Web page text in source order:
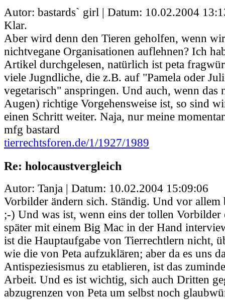
Autor: bastards` girl | Datum: 10.02.2004
Klar.
Aber wird denn den Tieren geholfen, wenn
nichtvegane Organisationen auflehnen? Ich
Artikel durchgelesen, natürlich ist peta
viele Jugndliche, die z.B. auf "Pamela oder
vegetarisch" anspringen. Und auch, wenn das
Augen) richtige Vorgehensweise ist, so sind
einen Schritt weiter. Naja, nur meine
mfg bastard
tierrechtsforen.de/1/1927/1989
Re: holocaustvergleich
Autor: Tanja | Datum: 10.02.2004 15:09:06
Vorbilder ändern sich. Ständig. Und vor allem
;-) Und was ist, wenn eins der tollen Vorbilder
später mit einem Big Mac in der Hand
ist die Hauptaufgabe von Tierrechtlern nicht,
wie die von Peta aufzuklären; aber da es uns
Antispeziesismus zu etablieren, ist das
Arbeit. Und es ist wichtig, sich auch Dritten
abzugrenzen von Peta um selbst noch